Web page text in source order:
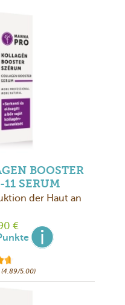
BOOSTER
11 SERUM
der Haut an
€
5.00)